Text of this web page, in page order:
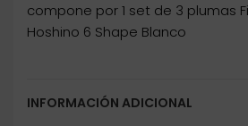
compone por 1 set de 3 plumas
Hoshino 6 Shape Blanco
INFORMACIÓN ADICIONAL